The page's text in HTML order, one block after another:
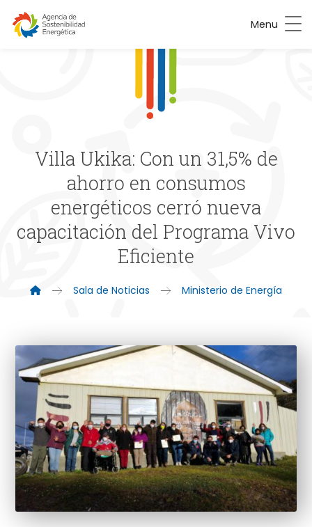
Menu
Villa Ukika: Con un 31,5% de
ahorro en consumos
energéticos cerró nueva
capacitación del Programa Vivo
Eficiente
Sala de Noticias Ministerio de Energía